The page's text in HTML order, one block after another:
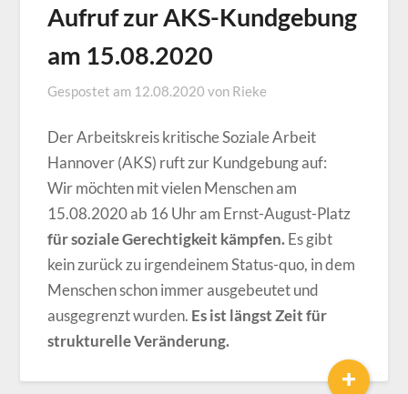
Aufruf zur AKS-Kundgebung
am 15.08.2020
Gespostet am 12.08.2020 von Rieke
Der Arbeitskreis kritische Soziale Arbeit
Hannover (AKS) ruft zur Kundgebung auf:
Wir möchten mit vielen Menschen am
15.08.2020 ab 16 Uhr am Ernst-August-Platz
für soziale Gerechtigkeit kämpfen. Es gibt
kein zurück zu irgendeinem Status-quo, in dem
Menschen schon immer ausgebeutet und
ausgegrenzt wurden. Es ist längst Zeit für
strukturelle Veränderung.
+